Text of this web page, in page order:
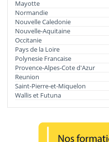
Mayotte
Normandie
Nouvelle Caledonie
Nouvelle-Aquitaine
Occitanie
Pays de la Loire
Polynesie Francaise
Provence-Alpes-Cote d'Azur
Reunion
Saint-Pierre-et-Miquelon
Wallis et Futuna